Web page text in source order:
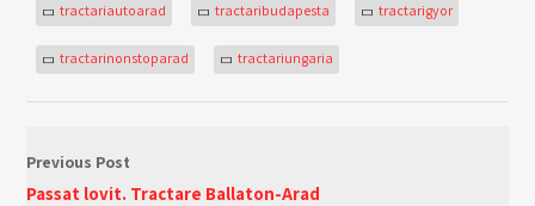
tractariautoarad tractaribudapesta tractarigyor
tractarinonstoparad tractariungaria
Previous Post
Passat lovit. Tractare Ballaton-Arad